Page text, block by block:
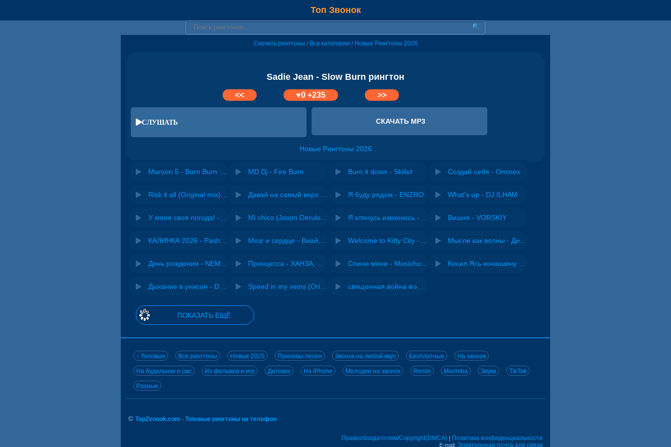
Топ Звонок
Скачать рингтоны / Все категории / Новые Рингтоны 2026
Sadie Jean - Slow Burn рингтон
<< ♥0+235 >>
СЛУШАТЬ СКАЧАТЬ MP3
Новые Рингтоны 2026
MD Dj - Fire Burn Burn it down - Skillet Создай себя - Ominex
Я буду рядом - ENZRO What's up - DJ.ILHAM
Вишня - VORSKIY
ПОКАЗАТЬ ЕЩЁ
↑ Топовые Все рингтоны Новые 2025 Припевы песен Звонок на любой вкус Бесплатные На звонок
На будильник и смс Из фильмов и игр Детские На iPhone Мелодии на звонок Remix Marimba Звуки TikTok
Разные
© TopZvonok.com - Топовые рингтоны на телефон
Правообладателям/Copyright(DMCA) | Политика конфиденциальности
E-mail: Электронная почта для связи